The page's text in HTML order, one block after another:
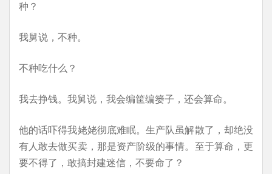
种？
我舅说，不种。
不种吃什么？
我去挣钱。我舅说，我会编筐编篓子，还会算命。
他的话吓得我姥姥彻底难眠。生产队虽解散了，却绝没
有人敢去做买卖，那是资产阶级的事情。至于算命，更
要不得了，敢搞封建迷信，不要命了？